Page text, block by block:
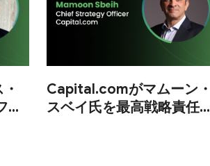
ィ
Capital.comがマムーン・
スベイ氏を最高戦略責任者